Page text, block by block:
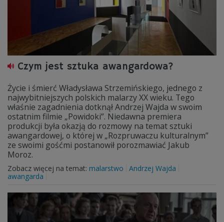
Czym jest sztuka awangardowa?
Życie i śmierć Władysława Strzemińskiego, jednego z
najwybitniejszych polskich malarzy XX wieku. Tego
właśnie zagadnienia dotknął Andrzej Wajda w swoim
ostatnim filmie „Powidoki”. Niedawna premiera
produkcji była okazją do rozmowy na temat sztuki
awangardowej, o której w „Rozpruwaczu kulturalnym”
ze swoimi gośćmi postanowił porozmawiać Jakub
Moroz.
Zobacz więcej na temat: malarstwo
Andrzej Wajda
awangarda